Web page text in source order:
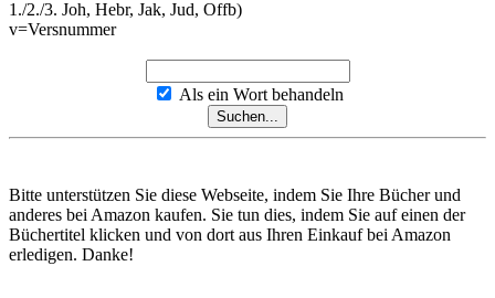
1./2./3. Joh, Hebr, Jak, Jud, Offb)
v=Versnummer
Als ein Wort behandeln
Bitte unterstützen Sie diese Webseite, indem Sie Ihre Bücher und
anderes bei Amazon kaufen. Sie tun dies, indem Sie auf einen der
Büchertitel klicken und von dort aus Ihren Einkauf bei Amazon
erledigen. Danke!